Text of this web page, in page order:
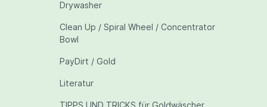
Drywasher
Clean Up / Spiral Wheel / Concentrator
Bowl
PayDirt / Gold
Literatur
TIPPS UND TRICKS für Goldwäscher